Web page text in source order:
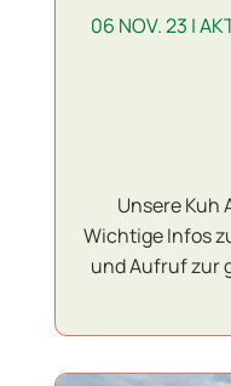
06 NOV. 23 |
Unsere Kuh
Wichtige Infos
und Aufruf zur